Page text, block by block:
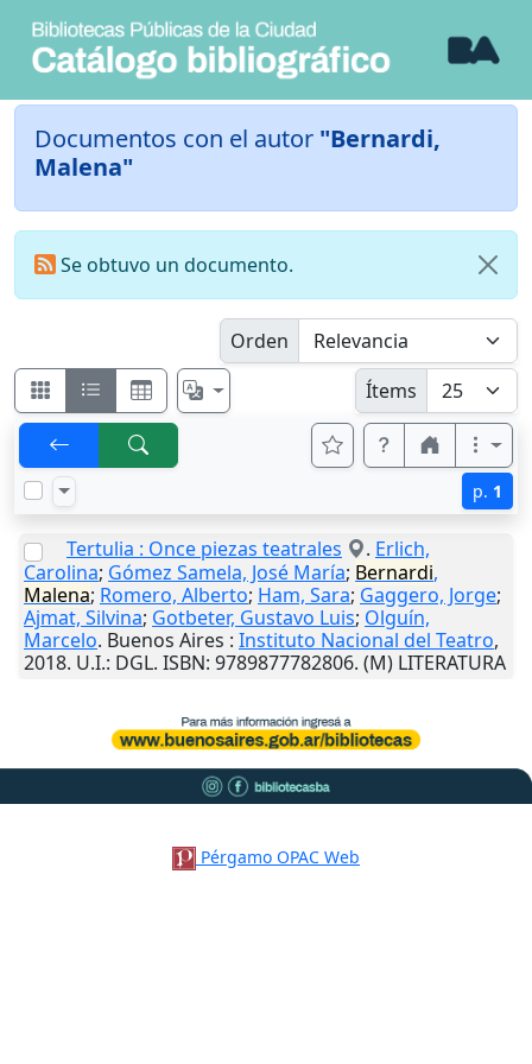
Documentos con el autor "Bernardi,
Malena"
Se obtuvo un documento.
Orden
Ítems
p. 1
Tertulia : Once piezas teatrales . Erlich,
Carolina; Gómez Samela, José María; Bernardi,
Malena; Romero, Alberto; Ham, Sara; Gaggero, Jorge;
Ajmat, Silvina; Gotbeter, Gustavo Luis; Olguín,
Marcelo. Buenos Aires : Instituto Nacional del Teatro,
2018. U.I.: DGL. ISBN: 9789877782806. (M) LITERATURA
Pérgamo OPAC Web